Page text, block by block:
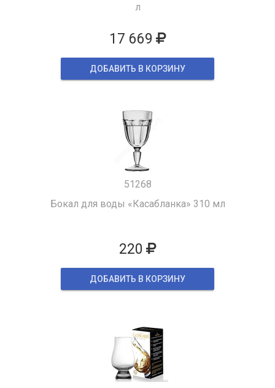
л
17 669
ДОБАВИТЬ В КОРЗИНУ
51268
Бокал для воды «Касабланка» 310 мл
220
ДОБАВИТЬ В КОРЗИНУ